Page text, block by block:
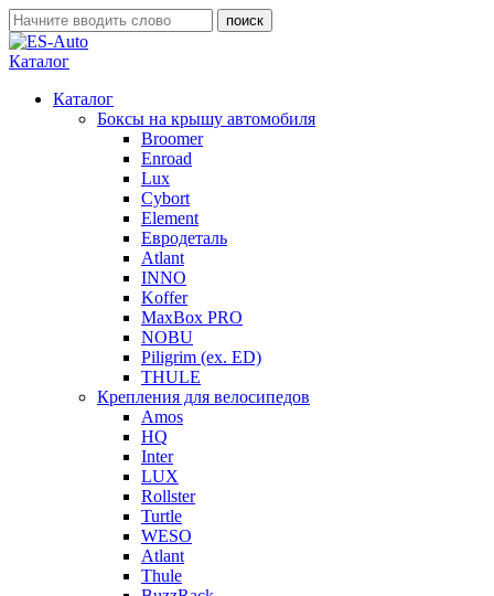
Каталог
Каталог
Боксы на крышу автомобиля
Broomer
Enroad
Lux
Cybort
Element
Евродеталь
Atlant
INNO
Koffer
MaxBox PRO
NOBU
Piligrim (ex. ED)
THULE
Крепления для велосипедов
Amos
HQ
Inter
LUX
Rollster
Turtle
WESO
Atlant
Thule